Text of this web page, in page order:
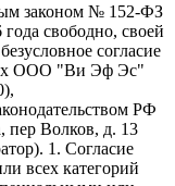
законом № 152-ФЗ
свободно, своей
согласие
ООО "Ви Эф Эс"
РФ
пер Волков, д. 13
1. Согласие
всех категорий